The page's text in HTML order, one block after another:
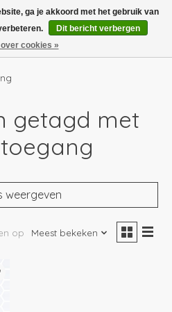
14.00 besteld, volgende dag in huis!
Verlanglijst
getagd met
weergeven
op Meest bekeken
ga je akkoord met het gebruik van
Dit bericht verbergen
over cookies »